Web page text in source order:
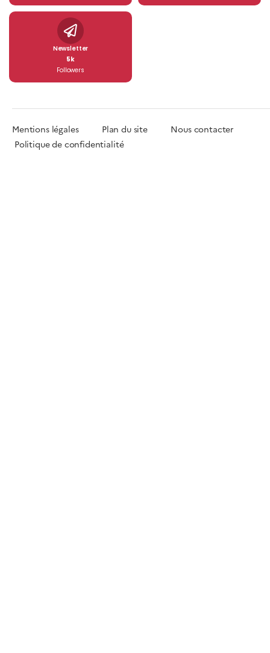
Newsletter
5k
Followers
Mentions légales Plan du site Nous contacter
Politique de confidentialité